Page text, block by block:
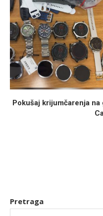
Pokušaj krijumčarenja
Pretraga